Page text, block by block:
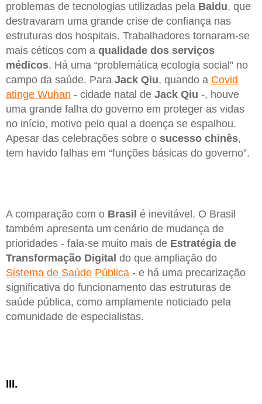
problemas de tecnologias utilizadas pela Baidu, que
destravaram uma grande crise de confiança nas
estruturas dos hospitais. Trabalhadores tornaram-se
mais céticos com a qualidade dos serviços
médicos. Há uma “problemática ecologia social” no
campo da saúde. Para Jack Qiu, quando a Covid
atinge Wuhan - cidade natal de Jack Qiu -, houve
uma grande falha do governo em proteger as vidas
no início, motivo pelo qual a doença se espalhou.
Apesar das celebrações sobre o sucesso chinês,
tem havido falhas em “funções básicas do governo”.
A comparação com o Brasil é inevitável. O Brasil
também apresenta um cenário de mudança de
prioridades - fala-se muito mais de Estratégia de
Transformação Digital do que ampliação do
Sistema de Saúde Pública - e há uma precarização
significativa do funcionamento das estruturas de
saúde pública, como amplamente noticiado pela
comunidade de especialistas.
III.